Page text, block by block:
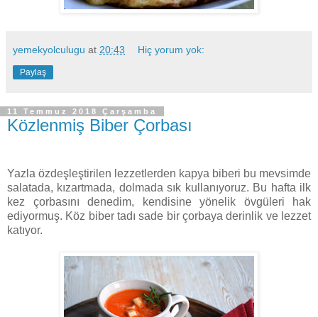
yemekyolculugu at 20:43 Hiç yorum yok:
Paylaş
11 Temmuz 2018 Çarşamba
Közlenmiş Biber Çorbası
Yazla özdeşleştirilen lezzetlerden kapya biberi bu mevsimde
salatada, kızartmada, dolmada sık kullanıyoruz. Bu hafta ilk
kez çorbasını denedim, kendisine yönelik övgüleri hak
ediyormuş. Köz biber tadı sade bir çorbaya derinlik ve lezzet
katıyor.